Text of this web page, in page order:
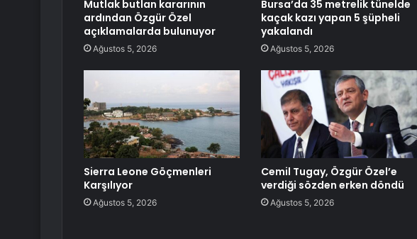
Mutlak butlan kararının
ardından Özgür Özel
açıklamalarda bulunuyor
Ağustos 5, 2026
Bursa’da 35 metrelik tünelde
kaçak kazı yapan 5 şüpheli
yakalandı
Ağustos 5, 2026
Sierra Leone Göçmenleri
Karşılıyor
Ağustos 5, 2026
Cemil Tugay, Özgür Özel’e
verdiği sözden erken döndü
Ağustos 5, 2026